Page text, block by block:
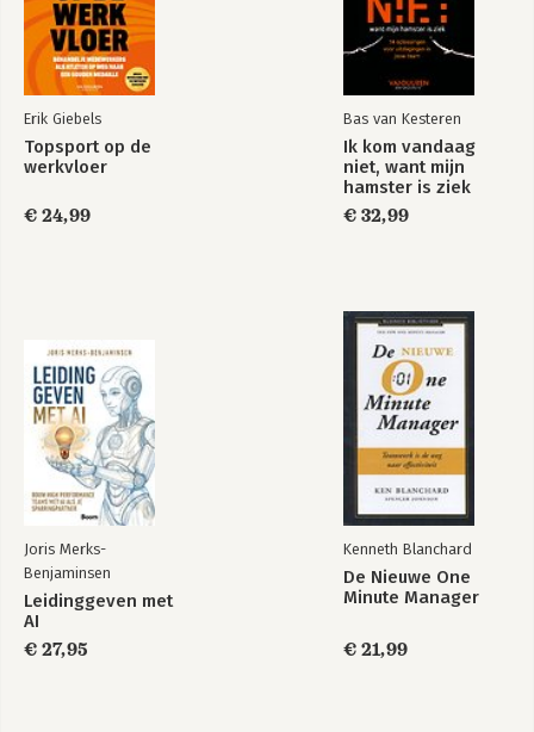
Erik Giebels
Topsport op de
werkvloer
€ 24,99
Bas van Kesteren
Ik kom vandaag
niet, want mijn
hamster is ziek
€ 32,99
Joris Merks-
Benjaminsen
Leidinggeven met
AI
€ 27,95
Kenneth Blanchard
De Nieuwe One
Minute Manager
€ 21,99